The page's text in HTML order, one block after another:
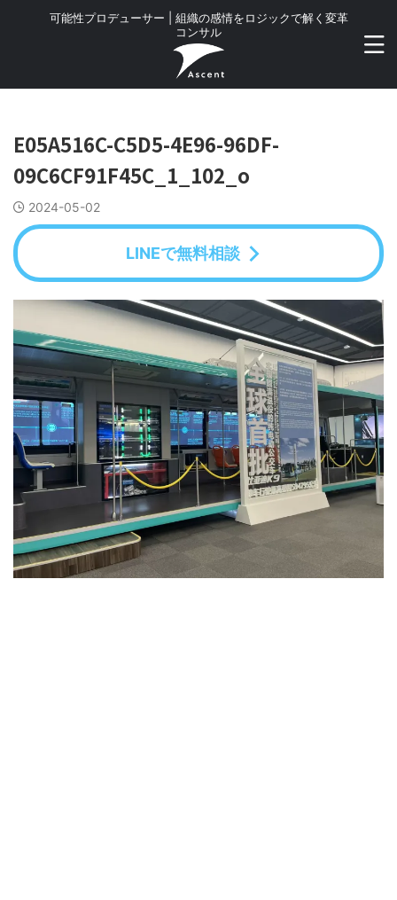
可能性プロデューサー | 組織の感情をロジックで解く変革
コンサル
E05A516C-C5D5-4E96-96DF-
09C6CF91F45C_1_102_o
2024-05-02
LINEで無料相談